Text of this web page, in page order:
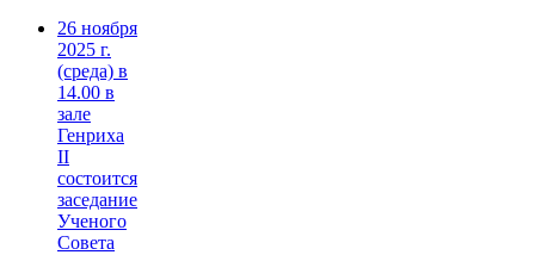
26 ноября
2025 г.
(среда) в
14.00 в
зале
Генриха
II
состоится
заседание
Ученого
Совета